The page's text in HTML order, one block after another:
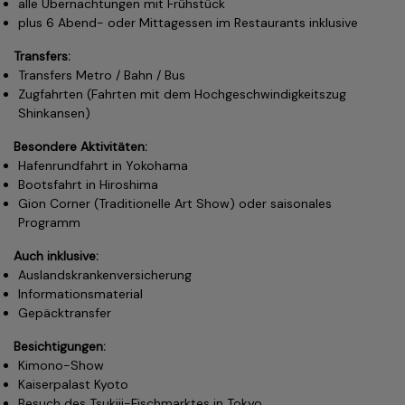
alle Übernachtungen mit Frühstück
plus 6 Abend- oder Mittagessen im Restaurants inklusive
Transfers:
Transfers Metro / Bahn / Bus
Zugfahrten (Fahrten mit dem Hochgeschwindigkeitszug
Shinkansen)
Besondere Aktivitäten:
Hafenrundfahrt in Yokohama
Bootsfahrt in Hiroshima
Gion Corner (Traditionelle Art Show) oder saisonales
Programm
Auch inklusive:
Auslandskrankenversicherung
Informationsmaterial
Gepäcktransfer
Besichtigungen:
Kimono-Show
Kaiserpalast Kyoto